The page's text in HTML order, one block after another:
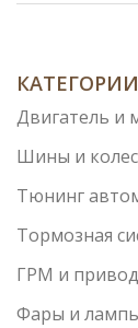
КАТЕГОРИИ
Двигатель и
Шины и
Тюнинг
Тормозная
ГРМ и
Фары и